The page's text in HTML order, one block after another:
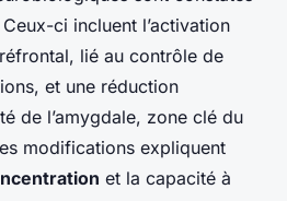
ci incluent l’activation
lié au contrôle de
et une réduction
de l’amygdale, zone clé du
modifications expliquent
et la capacité à